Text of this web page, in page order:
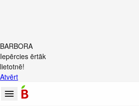
BARBORA
Iepērcies ērtāk
lietotnē!
Atvērt